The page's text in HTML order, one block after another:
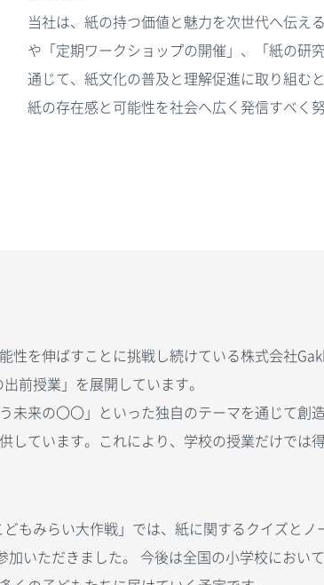
当社は、紙の持つ価値と魅力を次世代へ伝え
や「定期ワークショップの開催」、「紙の研
通じて、紙文化の普及と理解促進に取り組む
紙の存在感と可能性を社会へ広く発信すべく
性を伸ばすことに挑戦し続けている株式会社
前授業」を展開しています。
未来の〇〇」といった独自のテーマを通じて創
しています。これにより、学校の授業だけでは
もみらい大作戦」では、紙に関するクイズとノ
いただきました。 今後は全国の小学校におい